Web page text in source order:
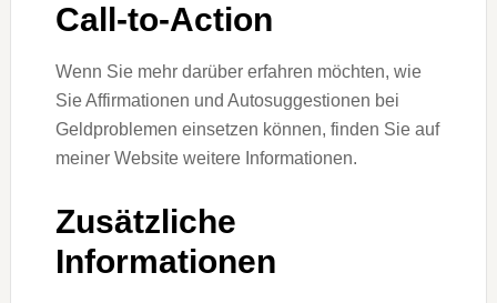
Call-to-Action
Wenn Sie mehr darüber erfahren möchten, wie
Sie Affirmationen und Autosuggestionen bei
Geldproblemen einsetzen können, finden Sie auf
meiner Website weitere Informationen.
Zusätzliche
Informationen